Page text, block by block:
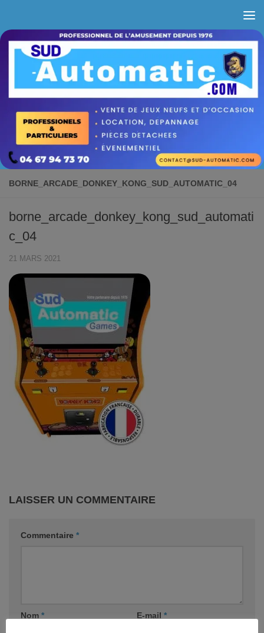
BORNE_ARCADE_DONKEY_KONG_SUD_AUTOMATIC_04
borne_arcade_donkey_kong_sud_automati
c_04
21 MARS 2021
LAISSER UN COMMENTAIRE
Commentaire *
Nom * E-mail *